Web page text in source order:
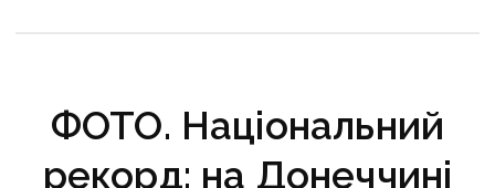
ФОТО. Національний
рекорд: на Донеччині